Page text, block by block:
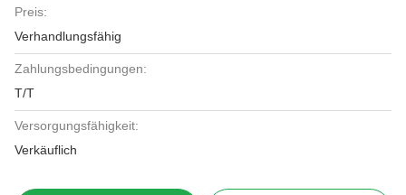
Preis:
Verhandlungsfähig
Zahlungsbedingungen:
T/T
Versorgungsfähigkeit:
Verkäuflich